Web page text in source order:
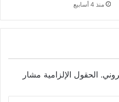
منذ 4 أسابيع
الحقول الإلزامية مشار